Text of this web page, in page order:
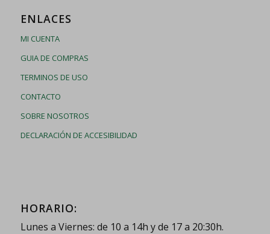
ENLACES
MI CUENTA
GUIA DE COMPRAS
TERMINOS DE USO
CONTACTO
SOBRE NOSOTROS
DECLARACIÓN DE ACCESIBILIDAD
HORARIO:
Lunes a Viernes: de 10 a 14h y de 17 a 20:30h.